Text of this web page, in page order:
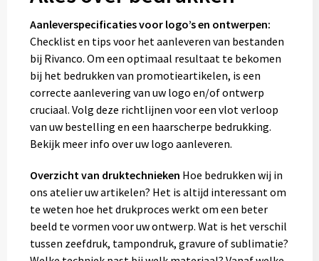
Aanleverspecificaties voor logo’s en ontwerpen:
Checklist en tips voor het aanleveren van bestanden
bij Rivanco. Om een optimaal resultaat te bekomen
bij het bedrukken van promotieartikelen, is een
correcte aanlevering van uw logo en/of ontwerp
cruciaal. Volg deze richtlijnen voor een vlot verloop
van uw bestelling en een haarscherpe bedrukking.
Bekijk meer info over uw logo aanleveren.
Overzicht van druktechnieken Hoe bedrukken wij in
ons atelier uw artikelen? Het is altijd interessant om
te weten hoe het drukproces werkt om een beter
beeld te vormen voor uw ontwerp. Wat is het verschil
tussen zeefdruk, tampondruk, gravure of sublimatie?